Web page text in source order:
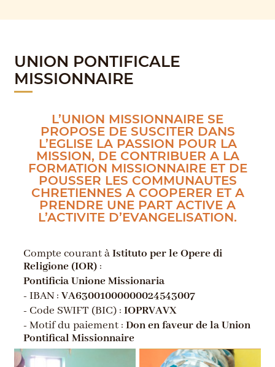
UNION PONTIFICALE
MISSIONNAIRE
L’UNION MISSIONNAIRE SE
PROPOSE DE SUSCITER DANS
L’EGLISE LA PASSION POUR LA
MISSION, DE CONTRIBUER A LA
FORMATION MISSIONNAIRE ET DE
POUSSER LES COMMUNAUTES
CHRETIENNES A COOPERER ET A
PRENDRE UNE PART ACTIVE A
L’ACTIVITE D’EVANGELISATION.
Compte courant àIstituto per le Opere di
Religione (IOR) :
Pontificia Unione Missionaria
- IBAN : VA63001000000024543007
- Code SWIFT (BIC) : IOPRVAVX
- Motif du paiement : Don en faveur de la Union
Pontifical Missionnaire